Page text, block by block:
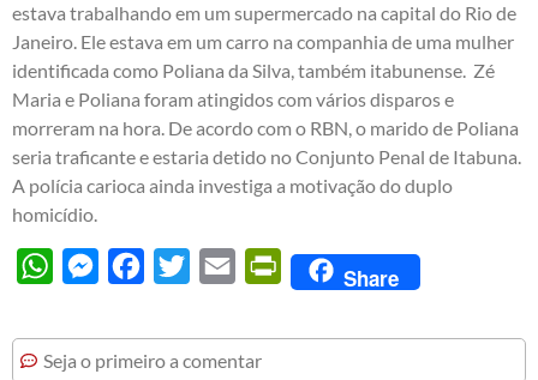
estava trabalhando em um supermercado na capital do Rio de
Janeiro. Ele estava em um carro na companhia de uma mulher
identificada como Poliana da Silva, também itabunense. Zé
Maria e Poliana foram atingidos com vários disparos e
morreram na hora. De acordo com o RBN, o marido de Poliana
seria traficante e estaria detido no Conjunto Penal de Itabuna.
A polícia carioca ainda investiga a motivação do duplo
homicídio.
WhatsAppMessengerFacebook
Twitter Email PrintFriendly
Share
Seja o primeiro a comentar